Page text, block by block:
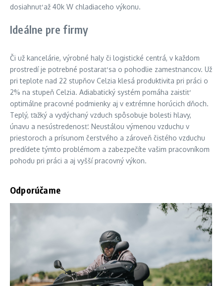
dosiahnuť až 40k W chladiaceho výkonu.
Ideálne pre firmy
Či už kancelárie, výrobné haly či logistické centrá, v každom
prostredí je potrebné postarať sa o pohodlie zamestnancov. Už
pri teplote nad 22 stupňov Celzia klesá produktivita pri práci o
2% na stupeň Celzia. Adiabatický systém pomáha zaistiť
optimálne pracovné podmienky aj v extrémne horúcich dňoch.
Teplý, ťažký a vydýchaný vzduch spôsobuje bolesti hlavy,
únavu a nesústredenosť. Neustálou výmenou vzduchu v
priestoroch a prísunom čerstvého a zároveň čistého vzduchu
predídete týmto problémom a zabezpečíte vašim pracovníkom
pohodu pri práci a aj vyšší pracovný výkon.
Odporúčame